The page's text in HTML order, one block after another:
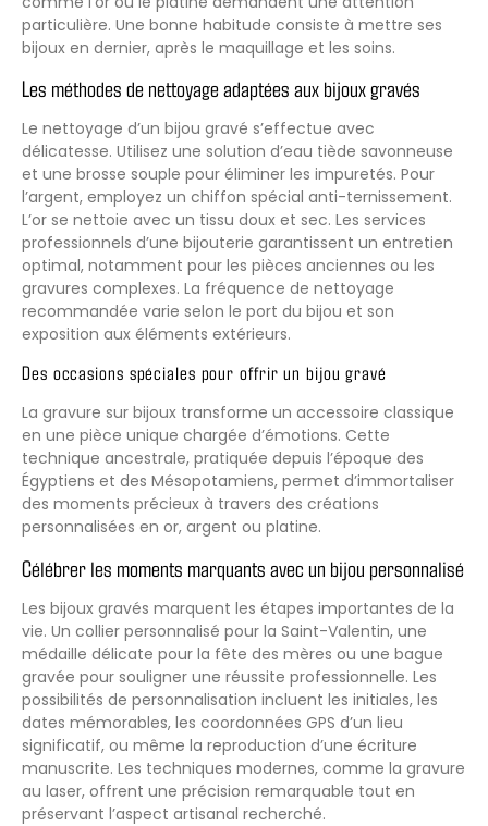
particulière. Une bonne habitude consiste à mettre ses
bijoux en dernier, après le maquillage et les soins.
Les méthodes de nettoyage adaptées aux bijoux gravés
Le nettoyage d’un bijou gravé s’effectue avec
délicatesse. Utilisez une solution d’eau tiède savonneuse
et une brosse souple pour éliminer les impuretés. Pour
l’argent, employez un chiffon spécial anti-ternissement.
L’or se nettoie avec un tissu doux et sec. Les services
professionnels d’une bijouterie garantissent un entretien
optimal, notamment pour les pièces anciennes ou les
gravures complexes. La fréquence de nettoyage
recommandée varie selon le port du bijou et son
exposition aux éléments extérieurs.
Des occasions spéciales pour offrir un bijou gravé
La gravure sur bijoux transforme un accessoire classique
en une pièce unique chargée d’émotions. Cette
technique ancestrale, pratiquée depuis l’époque des
Égyptiens et des Mésopotamiens, permet d’immortaliser
des moments précieux à travers des créations
personnalisées en or, argent ou platine.
Célébrer les moments marquants avec un bijou personnalisé
Les bijoux gravés marquent les étapes importantes de la
vie. Un collier personnalisé pour la Saint-Valentin, une
médaille délicate pour la fête des mères ou une bague
gravée pour souligner une réussite professionnelle. Les
possibilités de personnalisation incluent les initiales, les
dates mémorables, les coordonnées GPS d’un lieu
significatif, ou même la reproduction d’une écriture
manuscrite. Les techniques modernes, comme la gravure
au laser, offrent une précision remarquable tout en
préservant l’aspect artisanal recherché.